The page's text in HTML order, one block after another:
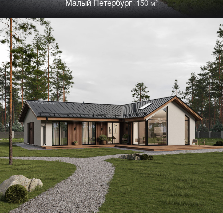
Малый Петербург 150 м²